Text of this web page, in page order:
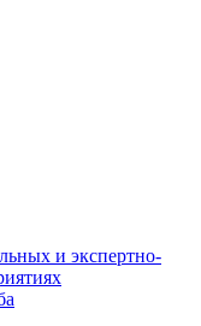
и экспертно-